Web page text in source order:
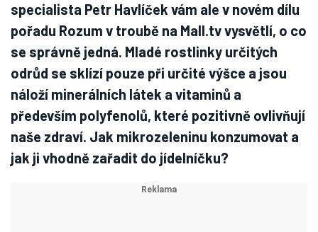
specialista Petr Havlíček vám ale v novém dílu
pořadu Rozum v troubě na Mall.tv vysvětlí, o co
se správně jedná. Mladé rostlinky určitých
odrůd se sklízí pouze při určité výšce a jsou
náloží minerálních látek a vitaminů a
především polyfenolů, které pozitivně ovlivňují
naše zdraví. Jak mikrozeleninu konzumovat a
jak ji vhodně zařadit do jídelníčku?